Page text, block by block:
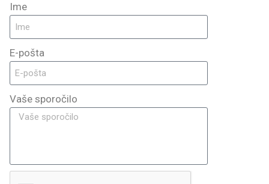
Ime
E-pošta
Vaše sporočilo